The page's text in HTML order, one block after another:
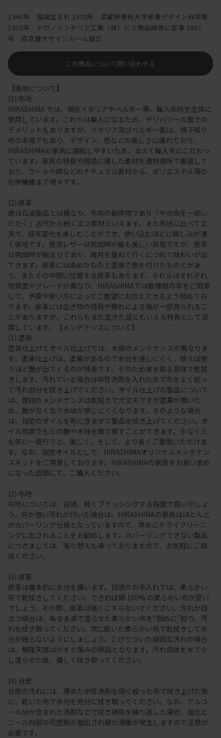
この商品について問い合わせる
1946年 福岡生まれ 1970年 武蔵野美術大学産業デザイン科卒業
1970年 ナガノインテリア工業（株）にて商品開発に従事 1987
年 森宣雄デザインルーム設立
【張地について】
(1) 布地
HIRASHIMA では、現在イタリアやベルギー等、輸入布地を主体に
使用しています。これらは輸入になるため、デリバリーの面での
デメリットもありますが、イタリア及びベルギー製は、椅子張り
地の本場でもあり、デザイン、色などの美しさに優れており、
HIRASHIMAの家具に調和しやすいため、あえて輸入布にこだわっ
ています。家具の特長や用途に適した素材を適材適所で厳選して
おり、ウールや麻などのナチュラル素材から、ポリエステル等の
化学繊維まで様々です。
(2) 皮革
皮は石油製品とは異なり、牛肉の副産物であり「牛の命を一部い
ただく」古代から続くエコ素材といえます。また布地に比べて丈
夫で、経年変化を楽しむことができ、使い込むほどに親しみが湧
く張地です。発泡レザーは完成時が最も美しい状態ですが、皮革
は完成時が始まりであり、歳月を重ねて行くにつれて味わいが出
てきます。皮革には染めたものと塗装で色を付けたものとがあ
り、またその中間に位置する皮革もあります。それらはそれぞれ
物質面やグレードが異なり、HIRASHIMAでは数種類の革をご用意
して、予算や使い方によってご要望にお応えできるよう努めてお
ります。皮革には生き物の怪我や擦れによる傷が一部見られるこ
とがありますが、これらもまた生きた証ともいえる特長として活
用しています。【メンテナンスについて】
(1) 塗装
塗装仕上げとオイル仕上げでは、木部のメンテナンスが異なりま
す。塗装仕上げは、塗幕があるので水分を透しにくく、使えば使
うほど艶が出てくるのが特長です。そのため埃を取る意味で乾拭
きします。汚れている場合は中性洗剤を入れた水で布をよく絞っ
て汚れ部分を拭き上げてください。オイル仕上げの製品について
は、普段のメンテナンスは乾拭きで大丈夫ですが塗幕が無いた
め、艶がなくなり木味が感じにくくなります。そのような場合
は、指定のオイルを布に含ませて製品を拭き上げてください。オ
イル効果でもとの艶や木味を取り戻すことができます。少なくと
も年に一度行うと、美しく、そして、より長くご愛用いただけま
す。なお、指定オイルとして、HIRASHIMAオリジナルメンテナン
スキットをご用意しております。HIRASHIMAの家具をお買い求め
になった店頭にて、ご購入ください。
(2) 布地
布地については、日頃、軽くブラッシングする程度で良いでしょ
う。何か強い汚れが付いた場合は、HIRASHIMAの家具はほとんど
がカバーリング仕様となっていますので、早めにドライクリーニ
ングに出されることをお勧めします。カバーリングできない製品
につきましては、張り替えも承っておりますので、お気軽にご相
談ください。
(3) 皮革
皮革は基本的に水分を嫌います。日頃のお手入れでは、柔らかい
布で乾拭きしてください。できれば綿 100% の柔らかい布が良い
でしょう。その際、皮革は強くこすらないでください。汚れが目
立つ場合は、ぬるま湯で湿らせた柔らかい布を“固めに”絞り、汚
れを拭き取ってください。次に乾いた柔らかい布で乾拭きして水
分が残らないようにしましょう。こびりついた頑固な汚れの場合
は、無理矢理はがすと傷みの原因となります。汚れ自体を水で少
し湿らせた後、優しく拭き取ってください。
(4) 合皮
合皮の汚れには、薄めた中性洗剤を固く絞った布で拭き上げた後
に、乾いた布で水分を充分に拭き取ってください。なお、アルコ
ール分が含まれた洗剤などで拭き掃除を繰り返した場合、塩化ビ
ニール内部の可塑剤が抽出され硬化現象が発生しますので注意が
必要です。